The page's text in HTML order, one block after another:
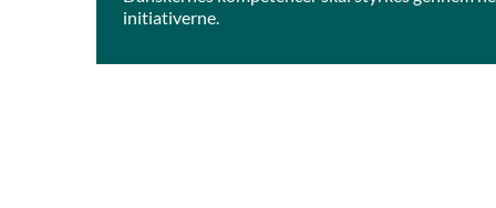
initiativerne.